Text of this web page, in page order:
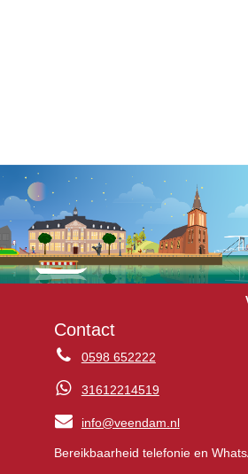
Contact
0598 652222
31612214519
info@veendam.nl
Bereikbaarheid telefonie en